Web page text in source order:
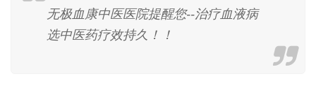
无极血康中医医院提醒您--治疗血液病
选中医药疗效持久！！